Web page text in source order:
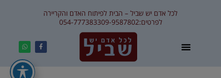
לכל אדם יש שביל – הבית לפיתוח האדם והקריירה
לפרטים:09-9587802
054-7773833